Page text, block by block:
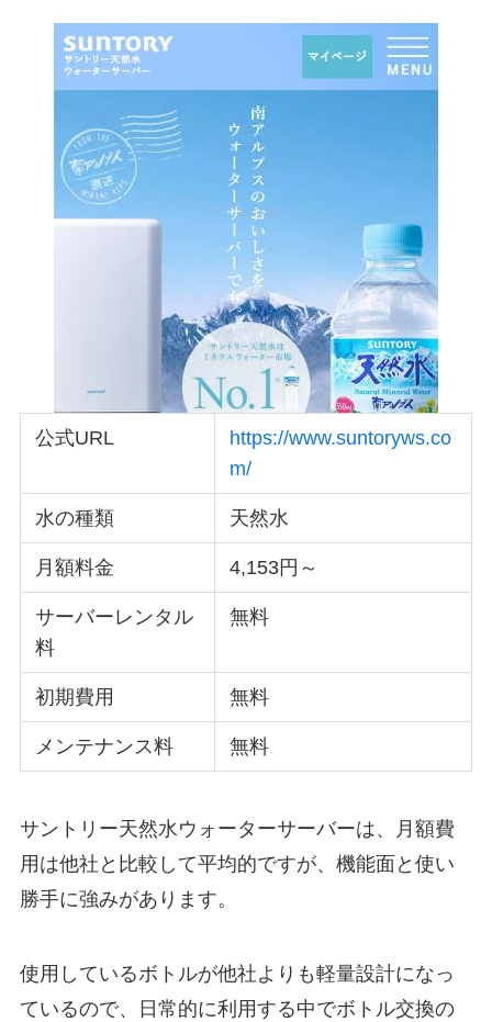
公式URL
https://www.suntoryws.co
m/
水の種類 天然水
月額料金 4,153円～
サーバーレンタル
料
無料
初期費用 無料
メンテナンス料 無料
サントリー天然水ウォーターサーバーは、月額費
用は他社と比較して平均的ですが、機能面と使い
勝手に強みがあります。
使用しているボトルが他社よりも軽量設計になっ
ているので、日常的に利用する中でボトル交換の